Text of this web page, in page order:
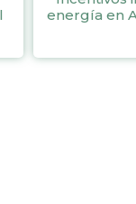
energía en